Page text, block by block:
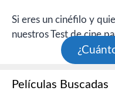
Si eres un cinéfilo y
nuestros Test de cine
Películas Buscadas